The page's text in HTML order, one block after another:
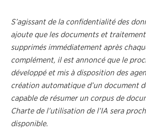
S’agissant de la confidentialité des
ajoute que les documents et
supprimés immédiatement après
complément, il est annoncé que le
développé et mis à disposition des
création automatique d’un document
capable de résumer un corpus de
Charte de l’utilisation de l’IA sera
disponible.